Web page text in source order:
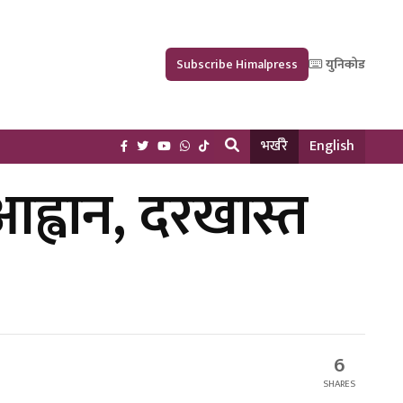
Subscribe Himalpress युनिकोड
भर्खरै English
दरखास्त
6
SHARES